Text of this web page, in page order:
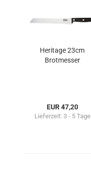
Heritage 23cm
Brotmesser
EUR 47,20
Lieferzeit: 3 - 5 Tage